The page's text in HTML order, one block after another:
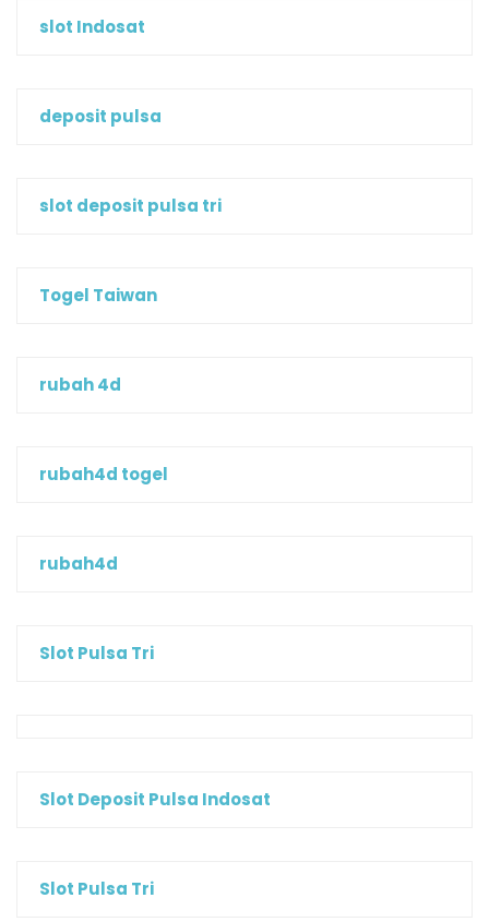
slot Indosat
deposit pulsa
slot deposit pulsa tri
Togel Taiwan
rubah 4d
rubah4d togel
rubah4d
Slot Pulsa Tri
Slot Deposit Pulsa Indosat
Slot Pulsa Tri